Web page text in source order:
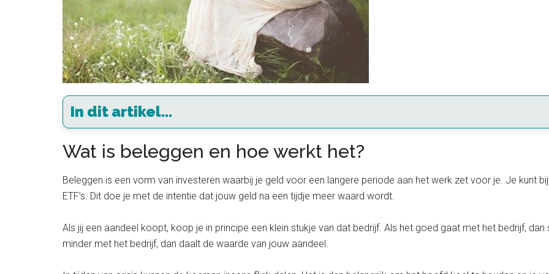
In dit artikel...
Wat is beleggen en hoe werkt het?
Beleggen is een vorm van investeren waarbij je geld voor een langere periode aan het werk zet voor je. Je kunt
ETF’s. Dit doe je met de intentie dat jouw geld na een tijdje meer waard wordt.
Als jij een aandeel koopt, koop je in principe een klein stukje van dat bedrijf. Als het goed gaat met het bedrijf,
minder met het bedrijf, dan daalt de waarde van jouw aandeel.